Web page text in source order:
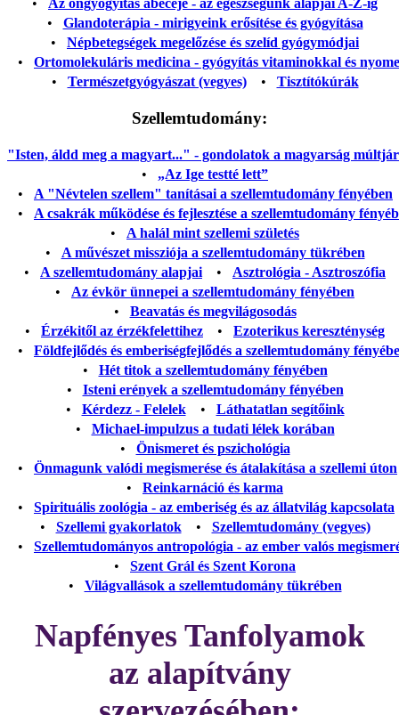
• Az öngyógyítás ábécéje - az egészségünk alapjai A-Z-ig
• Glandoterápia - mirigyeink erősítése és gyógyítása
• Népbetegségek megelőzése és szelíd gyógymódjai
• Ortomolekuláris medicina - gyógyítás vitaminokkal és
• Természetgyógyászat (vegyes)• Tisztítókúrák
Szellemtudomány:
"Isten, áldd meg a magyart..." - gondolatok a magyarság
• „Az Ige testté lett”
• A "Névtelen szellem" tanításai a szellemtudomány fényében
• A csakrák működése és fejlesztése a szellemtudomány
• A halál mint szellemi születés
• A művészet missziója a szellemtudomány tükrében
• A szellemtudomány alapjai • Asztrológia - Asztroszófia
• Az évkör ünnepei a szellemtudomány fényében
• Beavatás és megvilágosodás
• Érzékitől az érzékfelettihez • Ezoterikus kereszténység
• Földfejlődés és emberiségfejlődés a szellemtudomány
• Hét titok a szellemtudomány fényében
• Isteni erények a szellemtudomány fényében
• Kérdezz - Felelek• Láthatatlan segítőink
• Michael-impulzus a tudati lélek korában
• Önismeret és pszichológia
• Önmagunk valódi megismerése és átalakítása a szellemi úton
• Reinkarnáció és karma
• Spirituális zoológia - az emberiség és az állatvilág kapcsolata
• Szellemi gyakorlatok• Szellemtudomány (vegyes)
• Szellemtudományos antropológia - az ember valós
• Szent Grál és Szent Korona
• Világvallások a szellemtudomány tükrében
Napfényes Tanfolyamok
az alapítvány